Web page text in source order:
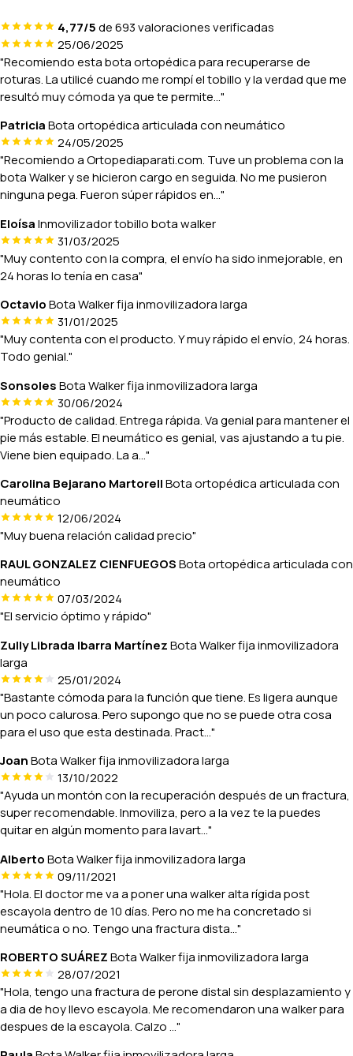
4,77/5de 693 valoraciones verificadas
25/06/2025
"Recomiendo esta bota ortopédica para recuperarse de
roturas. La utilicé cuando me rompí el tobillo y la verdad que me
resultó muy cómoda ya que te permite..."
PatriciaBota ortopédica articulada con neumático
24/05/2025
"Recomiendo a Ortopediaparati.com. Tuve un problema con la
bota Walker y se hicieron cargo en seguida. No me pusieron
ninguna pega. Fueron súper rápidos en..."
EloísaInmovilizador tobillo bota walker
31/03/2025
"Muy contento con la compra, el envío ha sido inmejorable, en
24 horas lo tenía en casa"
OctavioBota Walker fija inmovilizadora larga
31/01/2025
"Muy contenta con el producto. Y muy rápido el envío, 24 horas.
Todo genial."
SonsolesBota Walker fija inmovilizadora larga
30/06/2024
"Producto de calidad. Entrega rápida. Va genial para mantener el
pie más estable. El neumático es genial, vas ajustando a tu pie.
Viene bien equipado. La a..."
Carolina Bejarano MartorellBota ortopédica articulada con
neumático
12/06/2024
"Muy buena relación calidad precio"
RAUL GONZALEZ CIENFUEGOSBota ortopédica articulada con
neumático
07/03/2024
"El servicio óptimo y rápido"
Zully Librada Ibarra MartínezBota Walker fija inmovilizadora
larga
25/01/2024
"Bastante cómoda para la función que tiene. Es ligera aunque
un poco calurosa. Pero supongo que no se puede otra cosa
para el uso que esta destinada. Pract..."
JoanBota Walker fija inmovilizadora larga
13/10/2022
"Ayuda un montón con la recuperación después de un fractura,
super recomendable. Inmoviliza, pero a la vez te la puedes
quitar en algún momento para lavart..."
AlbertoBota Walker fija inmovilizadora larga
09/11/2021
"Hola. El doctor me va a poner una walker alta rígida post
escayola dentro de 10 días. Pero no me ha concretado si
neumática o no. Tengo una fractura dista..."
ROBERTO SUÁREZBota Walker fija inmovilizadora larga
28/07/2021
"Hola, tengo una fractura de perone distal sin desplazamiento y
a dia de hoy llevo escayola. Me recomendaron una walker para
despues de la escayola. Calzo ..."